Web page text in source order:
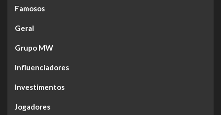
Famosos
Geral
Grupo MW
Influenciadores
Investimentos
Jogadores